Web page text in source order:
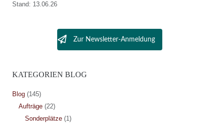
Stand: 13.06.26
Zur Newsletter-Anmeldung
KATEGORIEN BLOG
Blog(145)
Aufträge(22)
Sonderplätze(1)